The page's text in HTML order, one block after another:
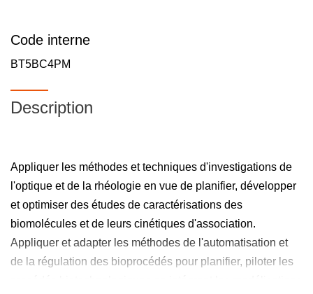
Code interne
BT5BC4PM
Description
Appliquer les méthodes et techniques d'investigations de
l'optique et de la rhéologie en vue de planifier, développer
et optimiser des études de caractérisations des
biomolécules et de leurs cinétiques d'association.
Appliquer et adapter les méthodes de l'automatisation et
de la régulation des bioprocédés pour planifier, piloter les